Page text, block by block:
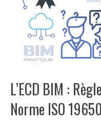
L’ECD BIM :
Norme ISO 19650